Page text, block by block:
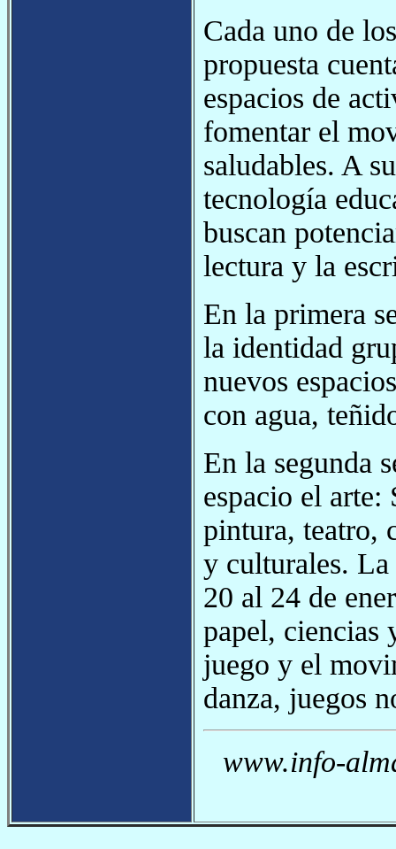
Cada uno de
propuesta
espacios de
fomentar el
saludables. A
tecnología
buscan
lectura y la
En la primera
la identidad
nuevos
con agua,
En la segunda
espacio el arte:
pintura, teatro,
y culturales. La
20 al 24 de
papel, ciencias
juego y el
danza, juegos
www.info-